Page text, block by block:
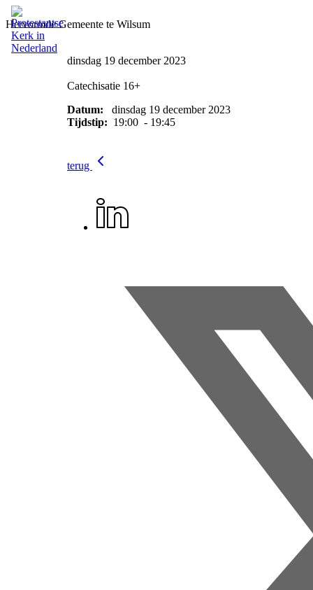
Hervormde Gemeente te Wilsum
dinsdag 19 december 2023
Catechisatie 16+
Datum:
dinsdag 19 december 2023
Tijdstip: 19:00 - 19:45
terug